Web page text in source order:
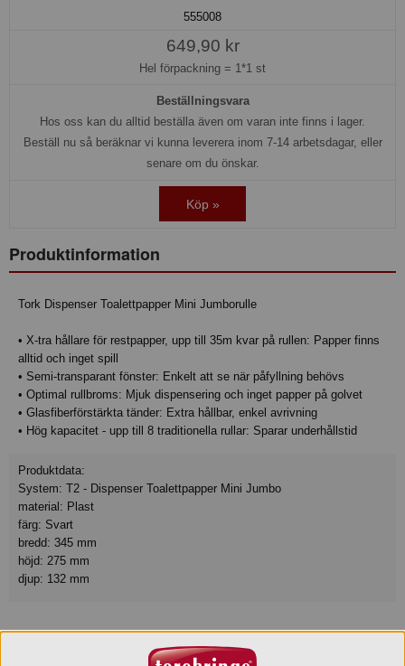
555008
649,90 kr
Hel förpackning = 1*1 st
Beställningsvara
Hos oss kan du alltid beställa även om varan inte finns i lager.
Beställ nu så beräknar vi kunna leverera inom 7-14 arbetsdagar, eller
senare om du önskar.
Köp »
Produktinformation
Tork Dispenser Toalettpapper Mini Jumborulle
• X-tra hållare för restpapper, upp till 35m kvar på rullen: Papper finns
alltid och inget spill
• Semi-transparant fönster: Enkelt att se när påfyllning behövs
• Optimal rullbroms: Mjuk dispensering och inget papper på golvet
• Glasfiberförstärkta tänder: Extra hållbar, enkel avrivning
• Hög kapacitet - upp till 8 traditionella rullar: Sparar underhållstid
Produktdata:
System: T2 - Dispenser Toalettpapper Mini Jumbo
material: Plast
färg: Svart
bredd: 345 mm
höjd: 275 mm
djup: 132 mm
Varumärke